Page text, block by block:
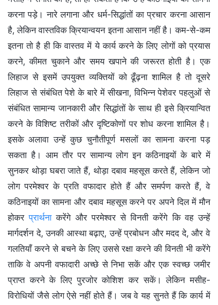
करना पड़े। नारे लगाना और धर्म-सिद्धांतों का प्रचार करना आसान
है, लेकिन वास्तविक क्रियान्वयन इतना आसान नहीं है। कम-से-कम
इतना तो है ही कि वास्तव में ये कार्य करने के लिए लोगों को प्रयास
करने, कीमत चुकाने और समय खपाने की जरूरत होती है। एक
लिहाज से इसमें उपयुक्त व्यक्तियों को ढूँढ़ना शामिल है तो दूसरे
लिहाज से संबंधित पेशे के बारे में सीखना, विभिन्न पेशेवर पहलुओं से
संबंधित सामान्य जानकारी और सिद्धांतों के साथ ही इसे क्रियान्वित
करने के विशिष्ट तरीकों और दृष्टिकोणों पर शोध करना शामिल है।
इसके अलावा उन्हें कुछ चुनौतीपूर्ण मसलों का सामना करना पड़
सकता है। आम तौर पर सामान्य लोग इन कठिनाइयों के बारे में
सुनकर थोड़ा घबरा जाते हैं, थोड़ा दबाव महसूस करते हैं, लेकिन जो
लोग परमेश्वर के प्रति वफादार होते हैं और समर्पण करते हैं, वे
कठिनाइयों का सामना और दबाव महसूस करने पर अपने दिल में मौन
होकरप्रार्थनाकरेंगे और परमेश्वर से विनती करेंगे कि वह उन्हें
मार्गदर्शन दे, उनकी आस्था बढ़ाए, उन्हें प्रबोधन और मदद दे, और वे
गलतियाँ करने से बचने के लिए उससे रक्षा करने की विनती भी करेंगे
ताकि वे अपनी वफादारी अच्छे से निभा सकें और एक स्वच्छ जमीर
प्राप्त करने के लिए पुरजोर कोशिश कर सकें। लेकिन मसीह-
विरोधियों जैसे लोग ऐसे नहीं होते हैं। जब वे यह सुनते हैं कि कार्य में